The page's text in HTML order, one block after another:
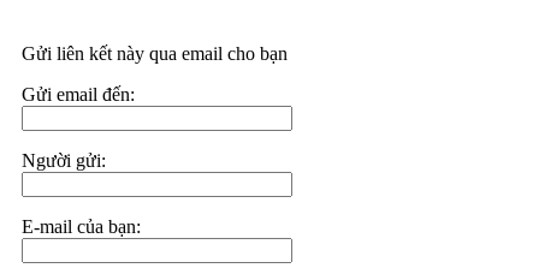
Gửi liên kết này qua email cho bạn
Gửi email đến:
Người gửi:
E-mail của bạn: